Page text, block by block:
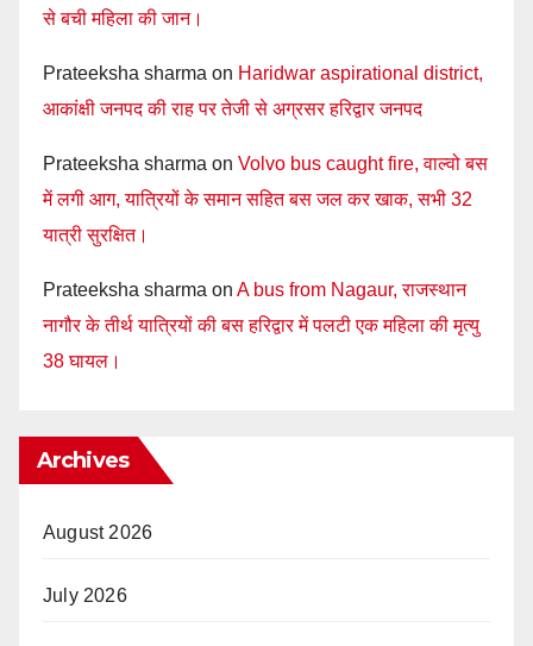
से बची महिला की जान।
Prateeksha sharma on Haridwar aspirational district,
आकांक्षी जनपद की राह पर तेजी से अग्रसर हरिद्वार जनपद
Prateeksha sharma on Volvo bus caught fire, वाल्वो बस
में लगी आग, यात्रियों के समान सहित बस जल कर खाक, सभी 32
यात्री सुरक्षित।
Prateeksha sharma on A bus from Nagaur, राजस्थान
नागौर के तीर्थ यात्रियों की बस हरिद्वार में पलटी एक महिला की मृत्यु
38 घायल।
Archives
August 2026
July 2026